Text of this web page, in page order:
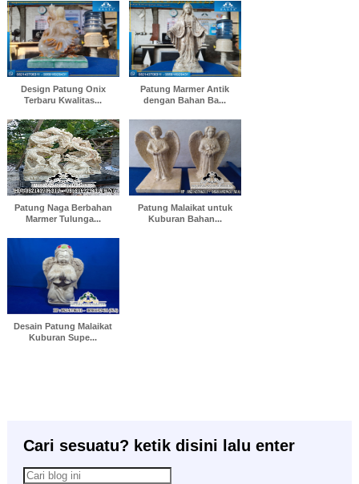
Design Patung Onix
Terbaru Kwalitas...
Patung Marmer Antik
dengan Bahan Ba...
Patung Naga Berbahan
Marmer Tulunga...
Patung Malaikat untuk
Kuburan Bahan...
Desain Patung Malaikat
Kuburan Supe...
Cari sesuatu? ketik disini lalu enter